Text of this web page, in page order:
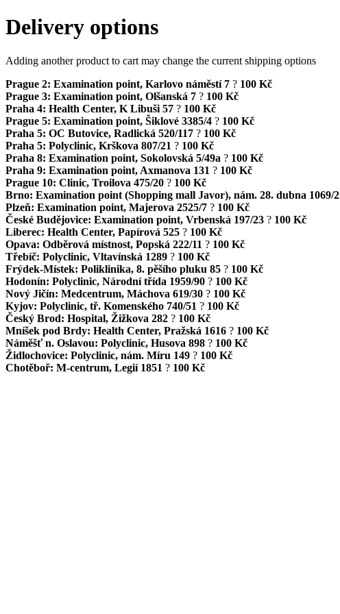
Delivery options
Adding another product to cart may change the current shipping options
Prague 2: Examination point, Karlovo náměstí 7 ? 100 Kč
Prague 3: Examination point, Olšanská 7 ? 100 Kč
Praha 4: Health Center, K Libuši 57 ? 100 Kč
Prague 5: Examination point, Šiklové 3385/4 ? 100 Kč
Praha 5: OC Butovice, Radlická 520/117 ? 100 Kč
Praha 5: Polyclinic, Krškova 807/21 ? 100 Kč
Praha 8: Examination point, Sokolovská 5/49a ? 100 Kč
Praha 9: Examination point, Axmanova 131 ? 100 Kč
Prague 10: Clinic, Troilova 475/20 ? 100 Kč
Brno: Examination point (Shopping mall Javor), nám. 28. dubna 1069/2
Plzeň: Examination point, Majerova 2525/7 ? 100 Kč
České Budějovice: Examination point, Vrbenská 197/23 ? 100 Kč
Liberec: Health Center, Papírová 525 ? 100 Kč
Opava: Odběrová místnost, Popská 222/11 ? 100 Kč
Třebíč: Polyclinic, Vltavínská 1289 ? 100 Kč
Frýdek-Místek: Poliklinika, 8. pěšího pluku 85 ? 100 Kč
Hodonín: Polyclinic, Národní třída 1959/90 ? 100 Kč
Nový Jičín: Medcentrum, Máchova 619/30 ? 100 Kč
Kyjov: Polyclinic, tř. Komenského 740/51 ? 100 Kč
Český Brod: Hospital, Žižkova 282 ? 100 Kč
Mníšek pod Brdy: Health Center, Pražská 1616 ? 100 Kč
Náměšť n. Oslavou: Polyclinic, Husova 898 ? 100 Kč
Židlochovice: Polyclinic, nám. Míru 149 ? 100 Kč
Chotěboř: M-centrum, Legií 1851 ? 100 Kč